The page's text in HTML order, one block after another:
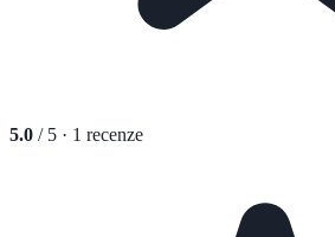
5.0 / 5 · 1 recenze